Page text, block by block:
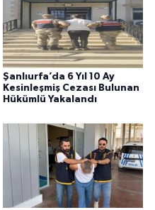
Şanlıurfa’da 6 Yıl 10 Ay
Kesinleşmiş Cezası Bulunan
Hükümlü Yakalandı